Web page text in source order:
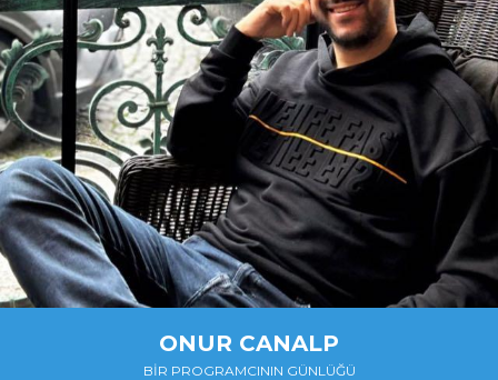
ONUR CANALP
BIR PROGRAMCININ GÜNLÜĞÜ